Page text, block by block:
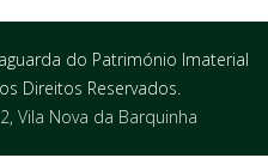
do Património Imaterial
Direitos Reservados.
Vila Nova da Barquinha